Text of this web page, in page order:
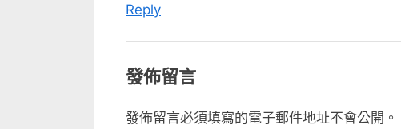
Reply
發佈留言
發佈留言必須填寫的電子郵件地址不會公開。